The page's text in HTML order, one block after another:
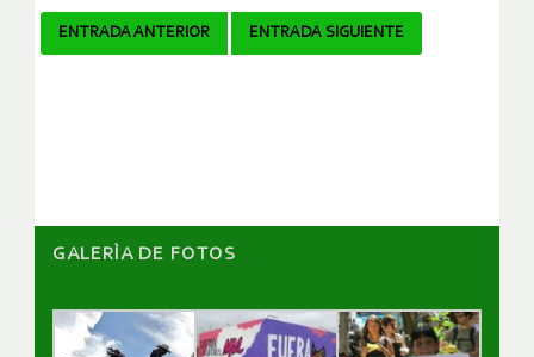
Navegador
ENTRADA ANTERIOR ENTRADA SIGUIENTE
GALERÌA DE FOTOS